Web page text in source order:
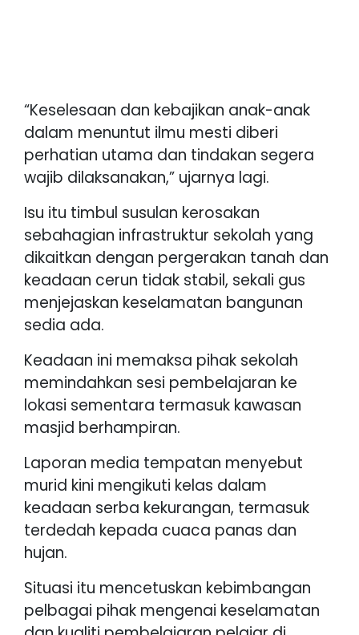
“Keselesaan dan kebajikan anak-anak
dalam menuntut ilmu mesti diberi
perhatian utama dan tindakan segera
wajib dilaksanakan,” ujarnya lagi.
Isu itu timbul susulan kerosakan
sebahagian infrastruktur sekolah yang
dikaitkan dengan pergerakan tanah dan
keadaan cerun tidak stabil, sekali gus
menjejaskan keselamatan bangunan
sedia ada.
Keadaan ini memaksa pihak sekolah
memindahkan sesi pembelajaran ke
lokasi sementara termasuk kawasan
masjid berhampiran.
Laporan media tempatan menyebut
murid kini mengikuti kelas dalam
keadaan serba kekurangan, termasuk
terdedah kepada cuaca panas dan
hujan.
Situasi itu mencetuskan kebimbangan
pelbagai pihak mengenai keselamatan